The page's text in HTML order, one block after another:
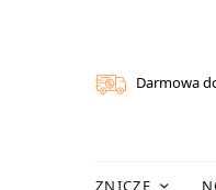
Darmowa
ZNICZE